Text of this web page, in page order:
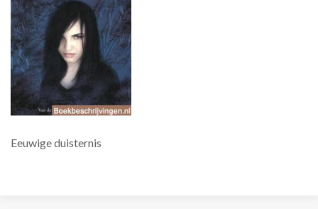
Eeuwige duisternis